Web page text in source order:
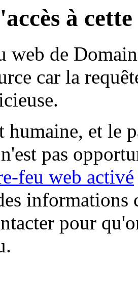
à
web de
car la
humaine, et le
pas
feu web activé
informations
pour